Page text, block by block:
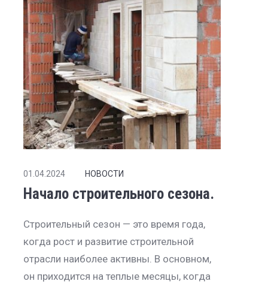
01.04.2024 НОВОСТИ
Начало строительного сезона.
Строительный сезон — это время года,
когда рост и развитие строительной
отрасли наиболее активны. В основном,
он приходится на теплые месяцы, когда